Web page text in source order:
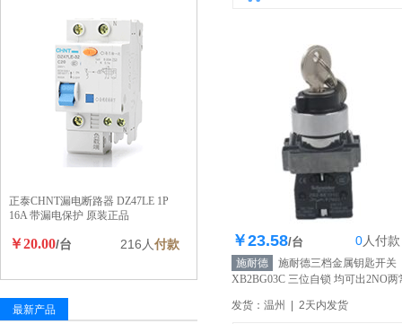
库存200个
￥23.58/台 0人付款
施耐德
施耐德三档金属钥匙开关
XB2BG03C 三位自锁 均可出2NO两
发货：温州 | 2天内发货
正泰CHNT漏电断路器 DZ47LE 1P
16A 带漏电保护 原装正品
￥20.00/台 216人付款
最新产品